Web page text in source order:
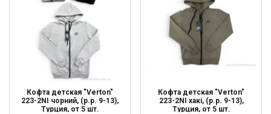
Кофта детская "Verton"
223-2NI чорний, (р.р. 9-13),
Турция, от 5 шт.
Кофта детская "Verton"
223-2NI хакі, (р.р. 9-13),
Турция, от 5 шт.